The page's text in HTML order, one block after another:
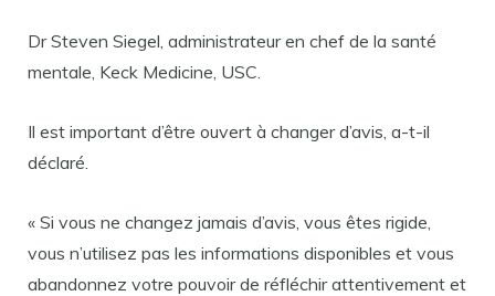
Dr Steven Siegel, administrateur en chef de la santé
mentale, Keck Medicine, USC.
Il est important d’être ouvert à changer d’avis, a-t-il
déclaré.
« Si vous ne changez jamais d’avis, vous êtes rigide,
vous n’utilisez pas les informations disponibles et vous
abandonnez votre pouvoir de réfléchir attentivement et